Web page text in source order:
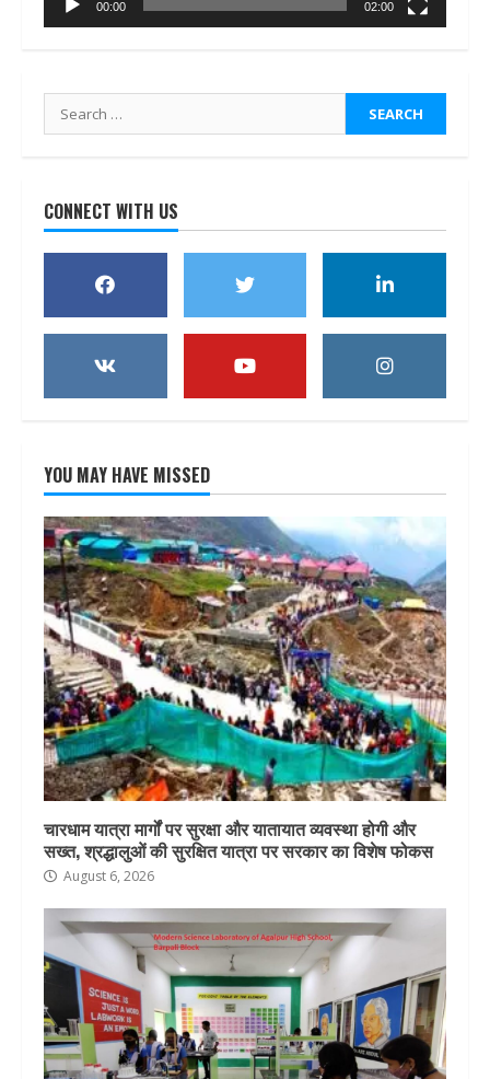
00:00 02:00
Search
for:
CONNECT WITH US
YOU MAY HAVE MISSED
चारधाम यात्रा मार्गों पर सुरक्षा और यातायात व्यवस्था होगी और
सख्त, श्रद्धालुओं की सुरक्षित यात्रा पर सरकार का विशेष फोकस
August 6, 2026